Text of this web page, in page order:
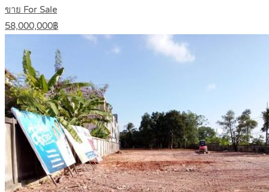
ขาย For Sale
58,000,000฿